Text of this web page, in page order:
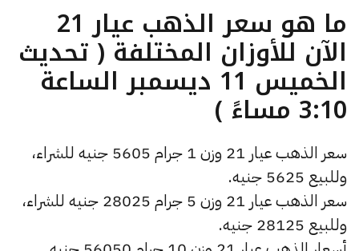
ما هو سعر الذهب عيار 21
الآن للأوزان المختلفة ( تحديث
الخميس 11 ديسمبر الساعة
3:10 مساءً )
سعر الذهب عيار 21 وزن 1 جرام 5605 جنيه للشراء،
وللبيع 5625 جنيه.
سعر الذهب عيار 21 وزن 5 جرام 28025 جنيه للشراء،
وللبيع 28125 جنيه.